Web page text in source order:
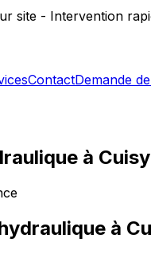
site - Intervention
ContactDemande
à
à